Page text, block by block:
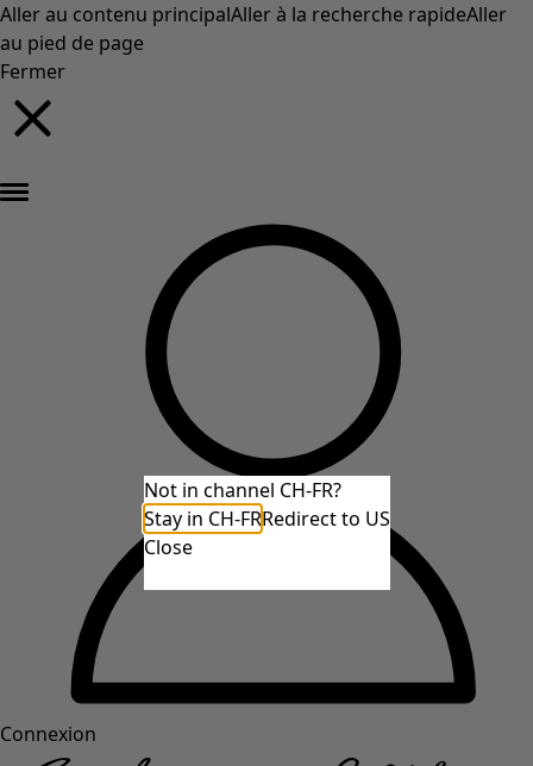
Aller au contenu principalAller à la recherche rapideAller
au pied de page
Fermer
Connexion
Not in channel CH-FR?
Stay in CH-FRRedirect to US
Close